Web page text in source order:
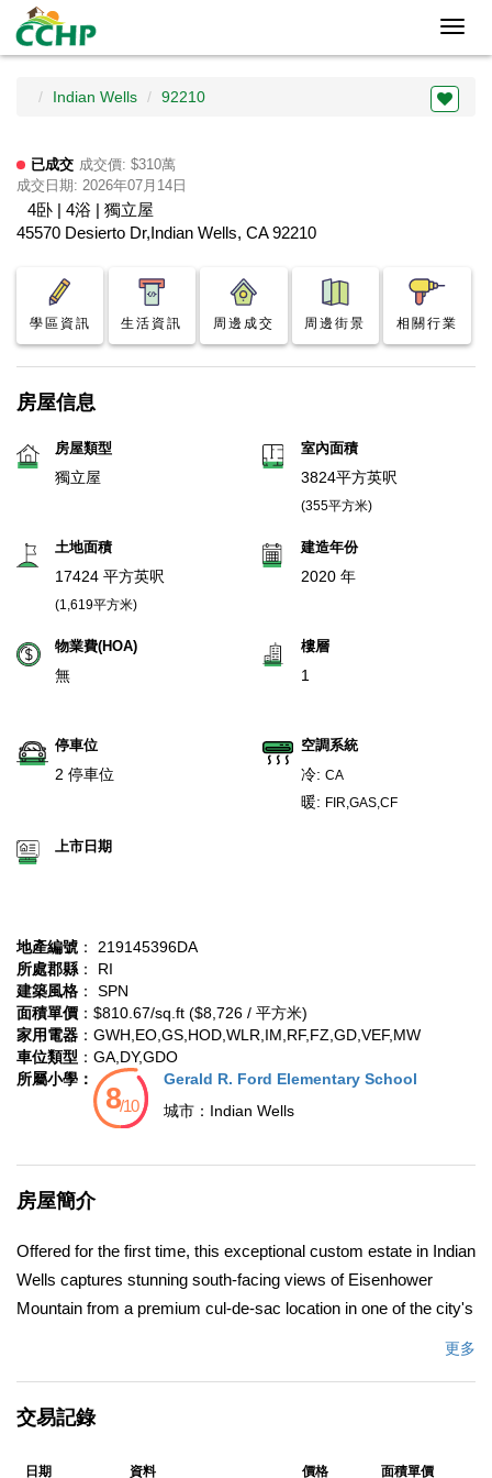
Indian Wells 92210
已成交 成交價: $310萬
成交日期: 2026年07月14日
4卧 | 4浴 | 獨立屋
45570 Desierto Dr,Indian Wells, CA 92210
學區資訊 生活資訊 周邊成交 周邊街景 相關行業
房屋信息
房屋類型
獨立屋
室內面積
3824平方英呎
(355平方米)
土地面積
17424 平方英呎
(1,619平方米)
建造年份
2020 年
物業費(HOA)
無
樓層
1
停車位
2 停車位
空調系統
冷: CA
暖: FIR,GAS,CF
上市日期
地產編號 ： 219145396DA
所處郡縣 ： RI
建築風格 ： SPN
面積單價 ：$810.67/sq.ft ($8,726 / 平方米)
家用電器 ：GWH,EO,GS,HOD,WLR,IM,RF,FZ,GD,VEF,MW
車位類型 ：GA,DY,GDO
所屬小學：
Gerald R. Ford Elementary School
城市： Indian Wells
房屋簡介
Offered for the first time, this exceptional custom estate in Indian
Wells captures stunning south-facing views of Eisenhower
Mountain from a premium cul-de-sac location in one of the city's
outdoor lifestyle centered around a private pool courtyard.
更多
交易記錄
日期 資料 價格 面積單價